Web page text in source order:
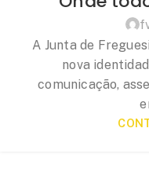
A Junta de
nova
comunicação,